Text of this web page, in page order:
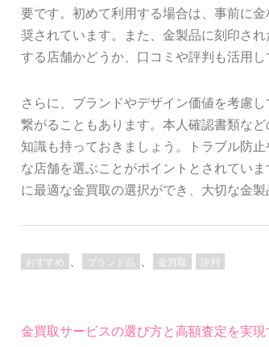
要です。初めて利用する場合は、事前に
奨されています。また、金製品に刻印さ
する店舗かどうか、口コミや評判も活用し
さらに、ブランドやデザイン価値を考慮
繋がることもあります。本人確認書類な
知識も持っておきましょう。トラブル防
な店舗を選ぶことがポイントとされてい
に最適な金買取の選択ができ、大切な金
おすすめ 、 ブランド品 、 金買取 評判
投
金買取サービスの選び方と高額査定を実